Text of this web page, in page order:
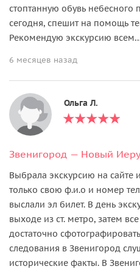
стоптанную обувь небесного
сегодня, спешит на помощь
Рекомендую экскурсию
6 месяцев назад
Ольга Л.
Звенигород — Новый
Выбрала экскурсию на сайте
только свою ф.и.о и номер
выслали эл билет. В день
выходе из ст. метро, затем
достаточно
следования в Звенигород
исторические факты. В